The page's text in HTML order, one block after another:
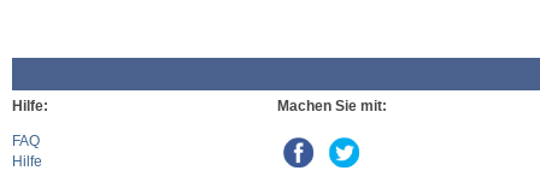
Hilfe:
FAQ
Hilfe
Machen Sie mit: